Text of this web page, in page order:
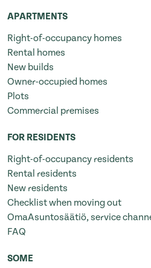
APARTMENTS
Right-of-occupancy homes
Rental homes
New builds
Owner-occupied homes
Plots
Commercial premises
FOR RESIDENTS
Right-of-occupancy residents
Rental residents
New residents
Checklist when moving out
OmaAsuntosäätiö, service
FAQ
SOME